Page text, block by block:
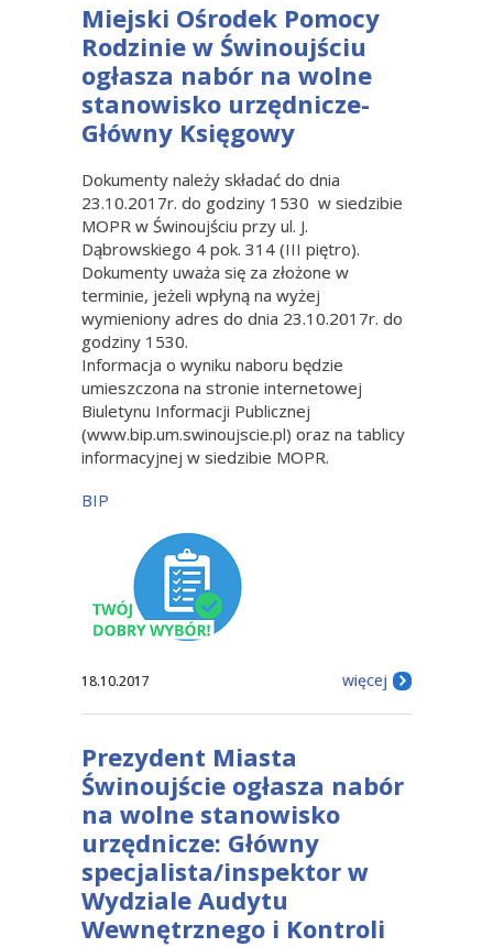
Miejski Ośrodek Pomocy
Rodzinie w Świnoujściu
ogłasza nabór na wolne
stanowisko urzędnicze-
Główny Księgowy
Dokumenty należy składać do dnia
23.10.2017r. do godziny 1530 w siedzibie
MOPR w Świnoujściu przy ul. J.
Dąbrowskiego 4 pok. 314 (III piętro).
Dokumenty uważa się za złożone w
terminie, jeżeli wpłyną na wyżej
wymieniony adres do dnia 23.10.2017r. do
godziny 1530.
Informacja o wyniku naboru będzie
umieszczona na stronie internetowej
Biuletynu Informacji Publicznej
(www.bip.um.swinoujscie.pl) oraz na tablicy
informacyjnej w siedzibie MOPR.
BIP
18.10.2017 więcej
Prezydent Miasta
Świnoujście ogłasza nabór
na wolne stanowisko
urzędnicze: Główny
specjalista/inspektor w
Wydziale Audytu
Wewnętrznego i Kontroli